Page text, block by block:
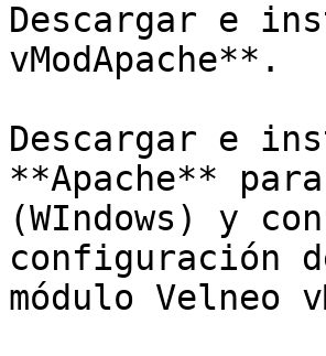
Descargar e
vModApache**.
Descargar e
**Apache**
(WIndows) y
configuración
módulo Velneo